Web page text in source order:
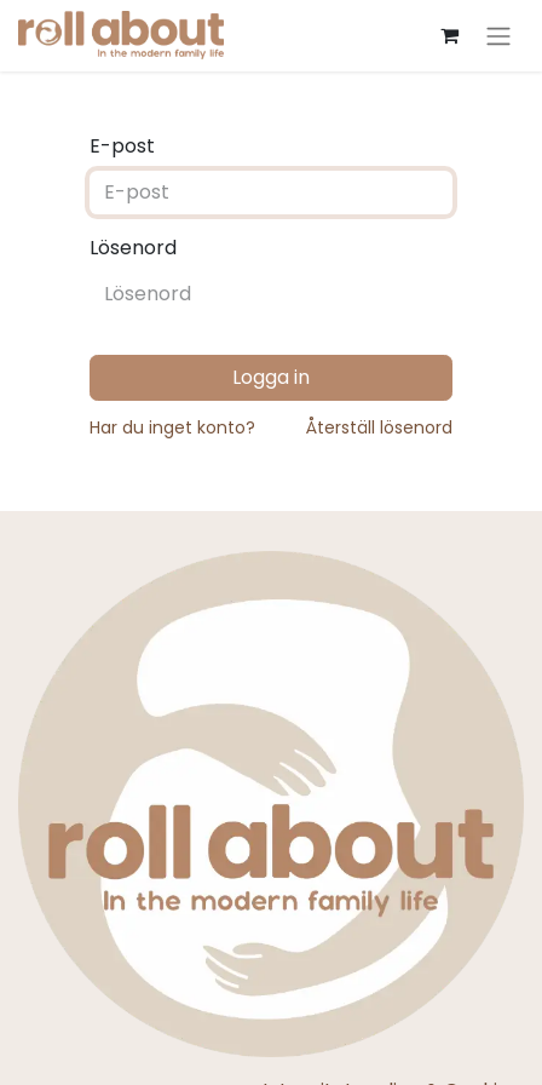
E-post
Lösenord
Logga in
Har du inget konto? Återställ lösenord